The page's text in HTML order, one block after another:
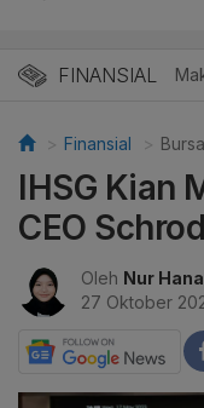
FINANSIAL
Finansial Bursa
IHSG Kian
CEO
Oleh Nur
27 Oktober